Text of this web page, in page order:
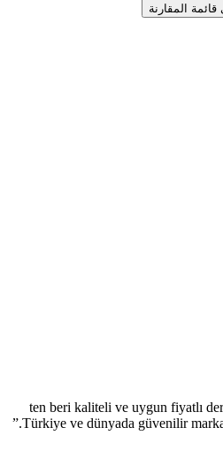
المقارنة
“1974’ten beri kaliteli ve uygun fiyatlı
Türkiye ve dünyada güvenilir